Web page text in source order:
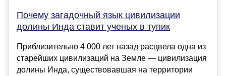
Почему загадочный язык цивилизации
долины Инда ставит ученых в тупик
Приблизительно 4 000 лет назад расцвела одна из
старейших цивилизаций на Земле — цивилизация
долины Инда, существовавшая на территории